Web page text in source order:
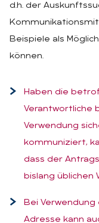
d.h. der
Beispiele als
können.
Haben die
Verantwortliche
Verwendung
kommuniziert,
dass der
bislang üblichen
Bei
Adresse kann